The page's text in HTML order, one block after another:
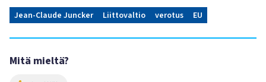
Jean-Claude Juncker Liittovaltio verotus EU
Mitä mieltä?